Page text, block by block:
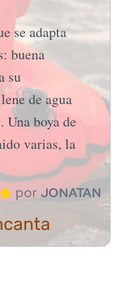
se adapta
buena
su
de agua
boya de
varias, la
por JONATAN